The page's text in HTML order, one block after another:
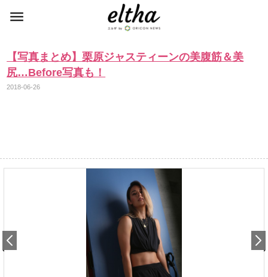
【写真まとめ】栗原ジャスティーンの美腹筋＆美
尻…Before写真も！
2018-06-26